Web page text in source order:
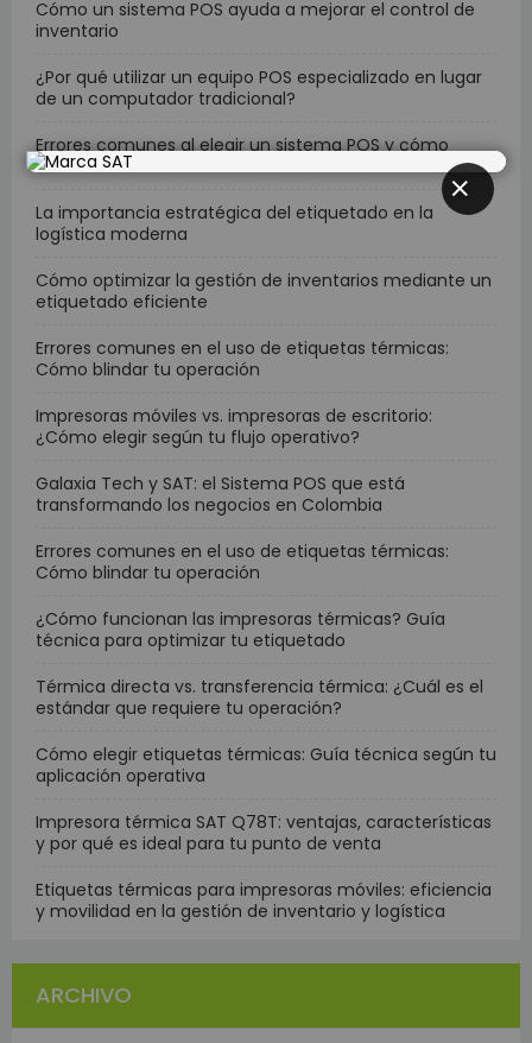
Cómo un sistema POS ayuda a mejorar el control de
inventario
¿Por qué utilizar un equipo POS especializado en lugar
de un computador tradicional?
Errores comunes al elegir un sistema POS y cómo
evitarlos
La importancia estratégica del etiquetado en la
logística moderna
Cómo optimizar la gestión de inventarios mediante un
etiquetado eficiente
Errores comunes en el uso de etiquetas térmicas:
Cómo blindar tu operación
Impresoras móviles vs. impresoras de escritorio:
¿Cómo elegir según tu flujo operativo?
Galaxia Tech y SAT: el Sistema POS que está
transformando los negocios en Colombia
Errores comunes en el uso de etiquetas térmicas:
Cómo blindar tu operación
¿Cómo funcionan las impresoras térmicas? Guía
técnica para optimizar tu etiquetado
Térmica directa vs. transferencia térmica: ¿Cuál es el
estándar que requiere tu operación?
Cómo elegir etiquetas térmicas: Guía técnica según tu
aplicación operativa
Impresora térmica SAT Q78T: ventajas, características
y por qué es ideal para tu punto de venta
Etiquetas térmicas para impresoras móviles: eficiencia
y movilidad en la gestión de inventario y logística
ARCHIVO
CERRAR